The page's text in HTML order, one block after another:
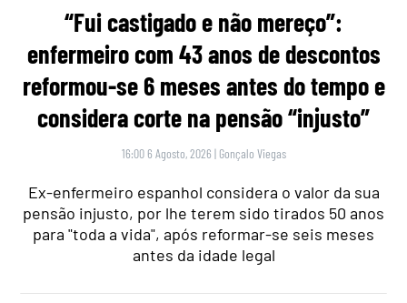
“Fui castigado e não mereço”:
enfermeiro com 43 anos de descontos
reformou-se 6 meses antes do tempo e
considera corte na pensão “injusto”
16:00 6 Agosto, 2026 | Gonçalo Viegas
Ex-enfermeiro espanhol considera o valor da sua
pensão injusto, por lhe terem sido tirados 50 anos
para "toda a vida", após reformar-se seis meses
antes da idade legal